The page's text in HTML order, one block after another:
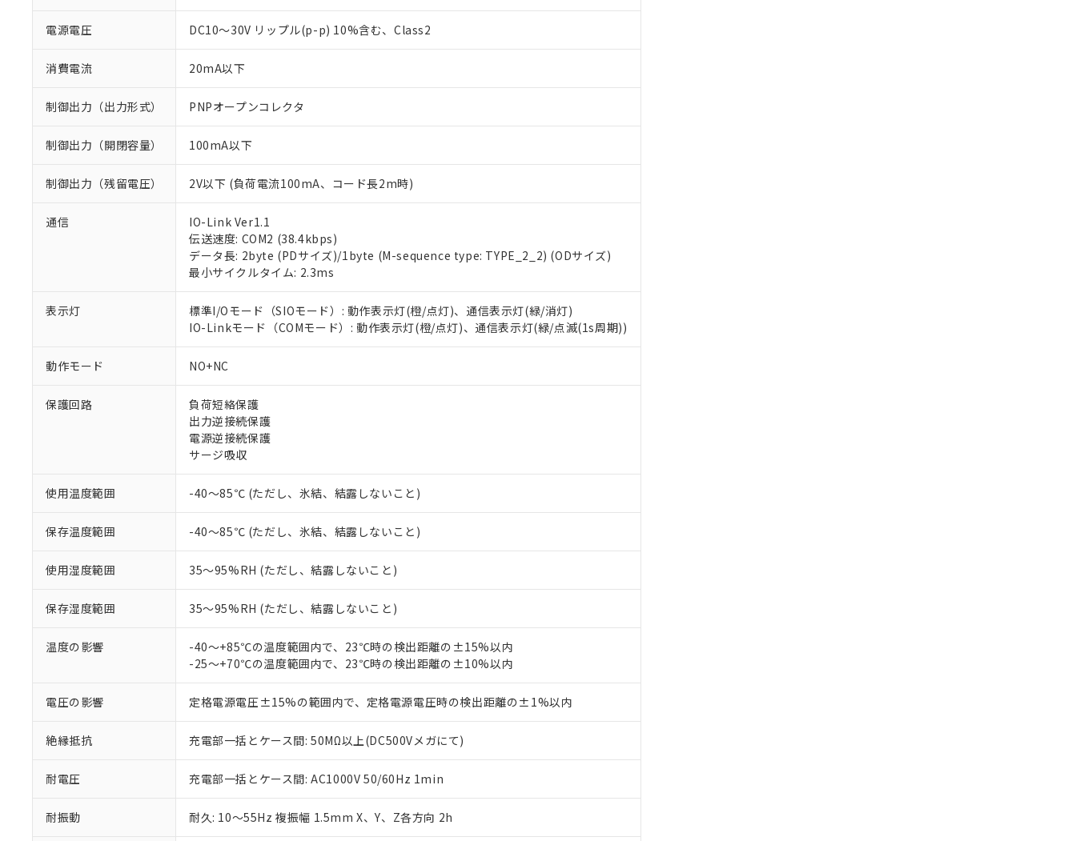
電源電圧 DC10～30V リップル(p-p) 10%含む、Class2
消費電流 20mA以下
制御出力（出力形式） PNPオープンコレクタ
制御出力（開閉容量） 100mA以下
制御出力（残留電圧） 2V以下 (負荷電流100mA、コード長2m時)
通信
IO-Link Ver1.1
伝送速度: COM2 (38.4kbps)
データ長: 2byte (PDサイズ)/1byte (M-sequence type: TYPE_2_2) (ODサイズ)
最小サイクルタイム: 2.3ms
表示灯
標準I/Oモード（SIOモード）: 動作表示灯(橙/点灯)、通信表示灯(緑/消灯)
IO-Linkモード（COMモード）: 動作表示灯(橙/点灯)、通信表示灯(緑/点滅(1s周期))
動作モード NO+NC
保護回路
負荷短絡保護
出力逆接続保護
電源逆接続保護
サージ吸収
使用温度範囲 -40～85℃ (ただし、氷結、結露しないこと)
保存温度範囲 -40～85℃ (ただし、氷結、結露しないこと)
使用湿度範囲 35～95%RH (ただし、結露しないこと)
保存湿度範囲 35～95%RH (ただし、結露しないこと)
温度の影響
-40～+85℃の温度範囲内で、23℃時の検出距離の±15%以内
-25～+70℃の温度範囲内で、23℃時の検出距離の±10%以内
電圧の影響 定格電源電圧±15%の範囲内で、定格電源電圧時の検出距離の±1%以内
絶縁抵抗 充電部一括とケース間: 50MΩ以上(DC500Vメガにて)
耐電圧 充電部一括とケース間: AC1000V 50/60Hz 1min
耐振動 耐久: 10～55Hz 複振幅 1.5mm X、Y、Z各方向 2h
ご利用条件
い。
正式な納期状況および標準価格はお客様のお取引先、またはお客様担当のオムロン制御機器販売店・
当社販売員にご相談ください。
オムロン制御機器販売店や当社販売拠点は「
マイパーツ機能（部品リスト作成サービス）をご利用いただくには、I-Webメンバーズにご登録され
ている必要があります。
お客様が当ウェブサイト上で当社にご登録された部品リストについて、当社および当社の共同利用者
が、当社の製品・サービスに関するお客様との取引・商談に必要な範囲で利用することをご了承くだ
さい。
※当社の共同利用者とは、"個人情報の共同利用に関して"
いる法人を指します。
※1 対応状況
対応済み：EU RoHS指令（10物質）の非含有に対応した製品が提供可能な商品です。
対応予定：EU RoHS指令（10物質）の非含有に対応した製品に切り替える予定のある商品です。
対応予定なし：EU RoHS指令（10物質）の非含有に非対応の商品で、対応品を出す予定はありません。
調査・確認中：EU RoHS指令（10物質）の非含有の対応状況を調査中または確認中の商品です。
非該当品：ライセンス料など無形物で、有害物質有無と関係のない商品です。
仕入先様の事情により、非含有部品としていたものが、含有品と判明した場合などやむを得ず変更すること
鉛(Pb) 1000ppm以下、 水銀(Hg) 1000ppm以下、 カドミウム(Cd) 100ppm以下、
六価クロム(Cr(Ⅵ)) 1000ppm以下、ポリ臭化ビフェニル類(PBB) 1000ppm以下、ポリ臭化ジフェニルエーテル類(PBDE) 1000ppm以下、
フタル酸ビス(2-エチルヘキシル) (DEHP)(別名：DOP) 1000ppm以下、フタル酸ブチルベンジル（BBP） 1000ppm以下、フタル酸ジブチ
ル（DBP） 1000ppm以下、フタル酸ジイソブチル (DIBP) 1000ppm以下
※2 対応予定月
※3 非含有証明書ダウンロード
下記の非含有証明書をダウンロードすることができます。
EU RoHS指令（10物質）の非含有証明書
51物質の非含有証明書（当社基準）
また、RoHS指令のフタル酸エステル類４物質の対応では、対応完了までの期間は出荷製品に未対応品が
混在することから備考欄に対応日を記載しておりました。
既に当社にて対応品への在庫切替を完了していることから、特段のことがない限り、2022年1月12日よ
り割愛しております。
※1 中国RoHS○×表
「×」：最大均質材料含有率が中国RoHSの基準値を超えていることを示します。
「－」：未確認です。当社販売部門へお問い合わせください。
*中国RoHS10物質の基準値 (GB/T26572)：
DBP(フタル酸ジブチル) : 1000ppm、 DIBP(フタル酸ジイソブチル) : 1000ppm、 BBP(フタル酸ブチルベンジル) : 1000ppm、
DEHP(フタル酸ビス(2-エチルヘキシル)) : 1000ppm
※2 環境保護使用期限
「ｅ」：有害物質（10物質）のすべてが基準値以下であることを示します。
味します。
「－」：未確認です。当社販売部門へお問い合わせください。
当社は貴社製品を、核兵器、ミサイル、化学兵器、生物兵器またはその他武器並びにこれらの製造装
置等に一切使用いたしません。
当社は、貴社製品を第三者に販売する場合は、上記1、2および3の内容を当該第三者に通知します。
また当社は、販売先および販売に係わる関係者が違法に輸出するおそれがある場合は、取り引きをい
合意する キャンセル
○ 一定数以上の在庫あり
△ 一定数には満たないが在庫あり
－
在庫なし(最新の在庫状況については、お客様のお取引先、またはお客様担当のオムロン制御
機器販売店・当社販売員にご確認ください)
空
受注生産機種、また在庫状況の情報を公開していない機種